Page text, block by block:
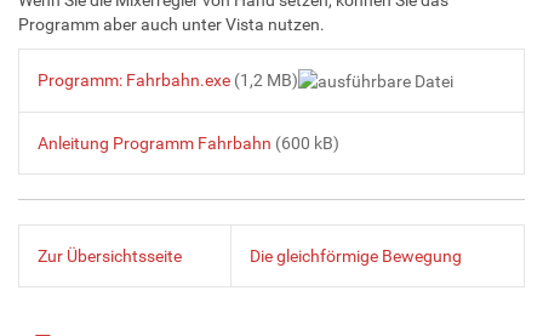
Programm aber auch unter Vista nutzen.
Programm: Fahrbahn.exe (1,2 MB)
Anleitung Programm Fahrbahn (600 kB)
Zur Übersichtsseite Die gleichförmige Bewegung